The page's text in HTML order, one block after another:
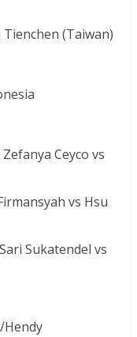
(Taiwan)
Ceyco vs
vs Hsu
Sukatendel vs
Hendy